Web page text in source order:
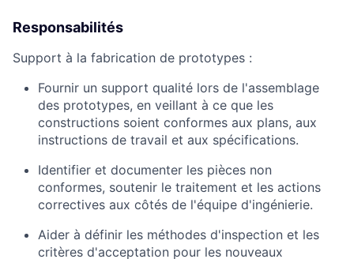
Responsabilités
Support à la fabrication de prototypes :
Fournir un support qualité lors de l'assemblage
des prototypes, en veillant à ce que les
constructions soient conformes aux plans, aux
instructions de travail et aux spécifications.
Identifier et documenter les pièces non
conformes, soutenir le traitement et les actions
correctives aux côtés de l'équipe d'ingénierie.
Aider à définir les méthodes d'inspection et les
critères d'acceptation pour les nouveaux